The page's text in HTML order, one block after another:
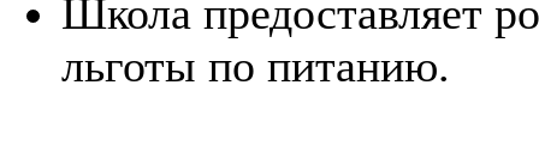
Школа предоставляет
льготы по питанию.